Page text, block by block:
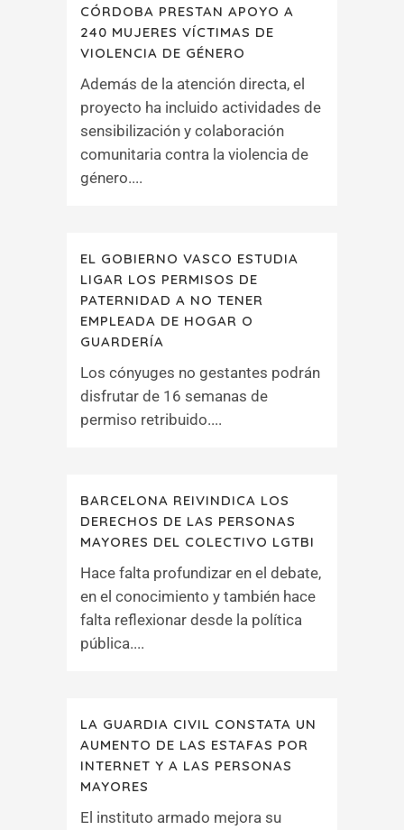
CÓRDOBA PRESTAN APOYO A
240 MUJERES VÍCTIMAS DE
VIOLENCIA DE GÉNERO
Además de la atención directa, el
proyecto ha incluido actividades de
sensibilización y colaboración
comunitaria contra la violencia de
género....
EL GOBIERNO VASCO ESTUDIA
LIGAR LOS PERMISOS DE
PATERNIDAD A NO TENER
EMPLEADA DE HOGAR O
GUARDERÍA
Los cónyuges no gestantes podrán
disfrutar de 16 semanas de
permiso retribuido....
BARCELONA REIVINDICA LOS
DERECHOS DE LAS PERSONAS
MAYORES DEL COLECTIVO LGTBI
Hace falta profundizar en el debate,
en el conocimiento y también hace
falta reflexionar desde la política
pública....
LA GUARDIA CIVIL CONSTATA UN
AUMENTO DE LAS ESTAFAS POR
INTERNET Y A LAS PERSONAS
MAYORES
El instituto armado mejora su